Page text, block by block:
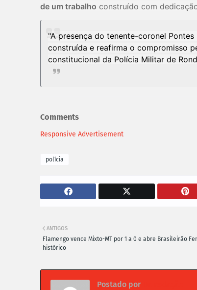
de um trabalho construído com
"A presença do tenente-coronel
construída e reafirma o compromisso
constitucional da Polícia Militar de
Comments
Responsive Advertisement
polícia
ANTIGOS
Flamengo vence Mixto-MT por 1 a 0 e abre Brasileirão
histórico
Postado por